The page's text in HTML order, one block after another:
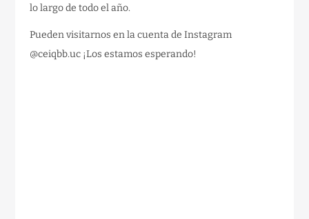
lo largo de todo el año.
Pueden visitarnos en la cuenta de Instagram
@ceiqbb.uc ¡Los estamos esperando!